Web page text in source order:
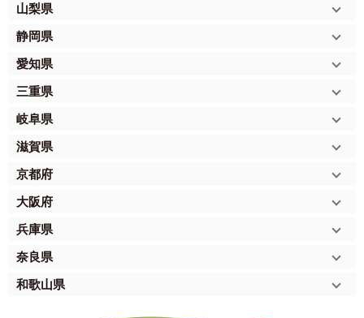
山梨県
静岡県
愛知県
三重県
岐阜県
滋賀県
京都府
大阪府
兵庫県
奈良県
和歌山県